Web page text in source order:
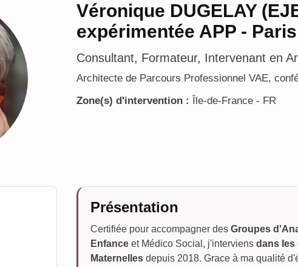
Véronique DUGELAY
expérimentée APP -
Consultant, Formateur, Intervenant en
Architecte de Parcours Professionnel VAE,
Zone(s) d'intervention : Île-de-France - FR
Présentation
Certifiée pour accompagner des Groupes
Enfance et Médico Social, j'interviens dans les
Maternelles depuis 2018. Grace à ma qualité